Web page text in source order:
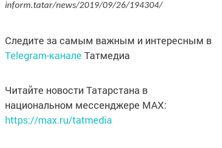
inform.tatar/news/2019/09/26/194304/
Следите за самым важным и интересным в
Telegram-канале Татмедиа
Читайте новости Татарстана в
национальном мессенджере MАХ:
https://max.ru/tatmedia